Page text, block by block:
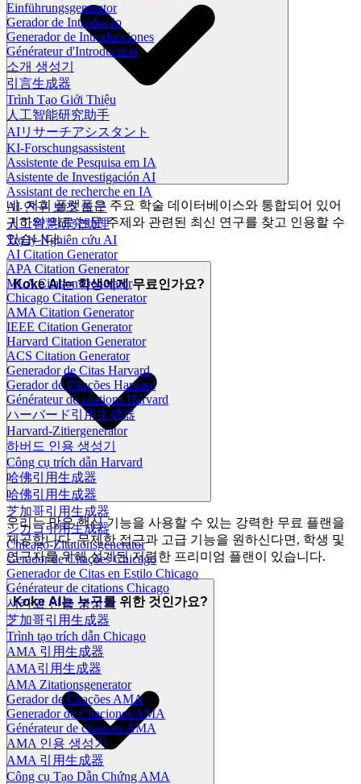
Einführungsgenerator
Gerador de Introdução
Generador de Introducciones
Générateur d'Introduction
소개 생성기
引言生成器
Trình Tạo Giới Thiệu
人工智能研究助手
AIリサーチアシスタント
KI-Forschungsassistent
Assistente de Pesquisa em IA
Asistente de Investigación AI
Assistant de recherche en IA
AI 연구 보조 도구
人工智慧研究助理
Trợ lý Nghiên cứu AI
AI Citation Generator
APA Citation Generator
MLA Citation Generator
Chicago Citation Generator
AMA Citation Generator
IEEE Citation Generator
Harvard Citation Generator
ACS Citation Generator
Generador de Citas Harvard
Gerador de Citações Harvard
Générateur de citations Harvard
ハーバード引用生成器
Harvard-Zitiergenerator
하버드 인용 생성기
Công cụ trích dẫn Harvard
哈佛引用生成器
哈佛引用生成器
芝加哥引用生成器
シカゴ引用生成器
Chicago-Zitationsgenerator
Gerador de Citações Chicago
Generador de Citas en Estilo Chicago
Générateur de citations Chicago
시카고 인용 생성기
芝加哥引用生成器
Trình tạo trích dẫn Chicago
AMA 引用生成器
AMA引用生成器
AMA Zitationsgenerator
Gerador de Citações AMA
Generador de Citaciones AMA
Générateur de citations AMA
AMA 인용 생성기
AMA 引用生成器
Công cụ Tạo Dẫn Chứng AMA
네. 저희 플랫폼은 주요 학술 데이터베이스와 통합되어 있어
귀하의 의료 논문 주제와 관련된 최신 연구를 찾고 인용할 수
있습니다.
Koke AI는 학생에게 무료인가요?
우리는 많은 핵심 기능을 사용할 수 있는 강력한 무료 플랜을
제공합니다. 무제한 접근과 고급 기능을 원하신다면, 학생 및
연구자를 위해 설계된 저렴한 프리미엄 플랜이 있습니다.
Koke AI는 누구를 위한 것인가요?